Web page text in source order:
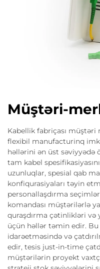
Müştəri-
Kabellik fabriçası müştəri
flexibil manufacturinq
həllərini ən üst səviyyədə
tam kabel
uzunluqlar, spesial qab
konfiqurasiyaları təyin
personallaşdırma
komandası müştərilərlə
quraşdırma çətinlikləri
üçün həllər təmin edir.
idarəetməsində və
edir, tesis just-in-time
müştərilərin proyekt